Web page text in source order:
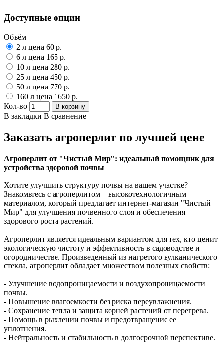
Доступные опции
Объём
2 л цена 60 р.
6 л цена 165 р.
10 л цена 280 р.
25 л цена 450 р.
50 л цена 770 р.
160 л цена 1650 р.
Кол-во
В корзину
В закладки В сравнение
Заказать агроперлит по лучшей цене
Агроперлит от "Чистый Мир": идеальный помощник для
устройства здоровой почвы
Хотите улучшить структуру почвы на вашем участке?
Знакомьтесь с агроперлитом – высокотехнологичным
материалом, который предлагает интернет-магазин "Чистый
Мир" для улучшения почвенного слоя и обеспечения
здорового роста растений.
Агроперлит является идеальным вариантом для тех, кто ценит
экологическую чистоту и эффективность в садоводстве и
огородничестве. Произведенный из нагретого вулканического
стекла, агроперлит обладает множеством полезных свойств:
- Улучшение водопроницаемости и воздухопроницаемости
почвы.
- Повышение влагоемкости без риска переувлажнения.
- Сохранение тепла и защита корней растений от перегрева.
- Помощь в рыхлении почвы и предотвращение ее
уплотнения.
- Нейтральность и стабильность в долгосрочной перспективе.